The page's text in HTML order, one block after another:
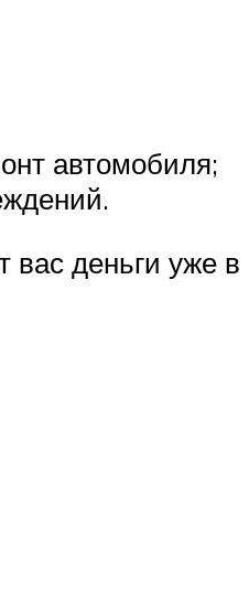
автомобиля;
вас деньги уже в